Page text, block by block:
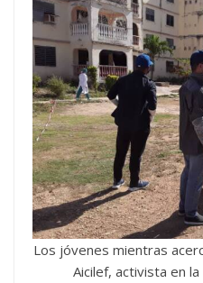
Los jóvenes mientras
Aicilef, activista en